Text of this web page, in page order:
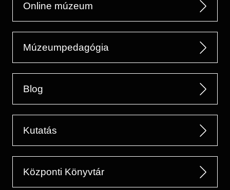
Online múzeum
Múzeumpedagógia
Blog
Kutatás
Központi Könyvtár